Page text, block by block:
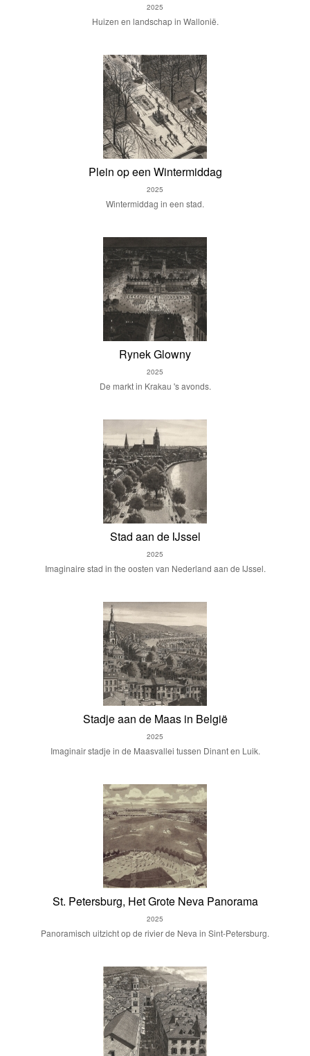
2025
Huizen en landschap in Wallonië.
Plein op een Wintermiddag
2025
Wintermiddag in een stad.
Rynek Glowny
2025
De markt in Krakau 's avonds.
Stad aan de IJssel
2025
Imaginaire stad in the oosten van Nederland aan de IJssel.
Stadje aan de Maas in België
2025
Imaginair stadje in de Maasvallei tussen Dinant en Luik.
St. Petersburg, Het Grote Neva Panorama
2025
Panoramisch uitzicht op de rivier de Neva in Sint-Petersburg.